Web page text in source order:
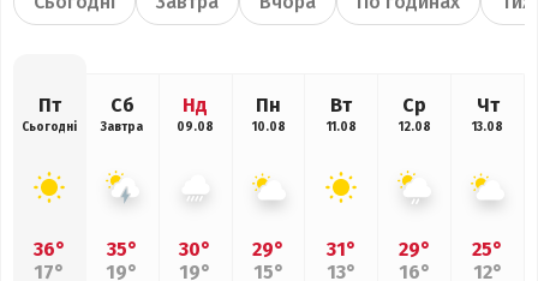
Пт
Сьогодні
36°
17°
Сб
Завтра
35°
19°
Нд
09.08
30°
19°
Пн
10.08
29°
15°
Вт
11.08
31°
13°
Ср
12.08
29°
16°
Чт
13.08
25°
12°